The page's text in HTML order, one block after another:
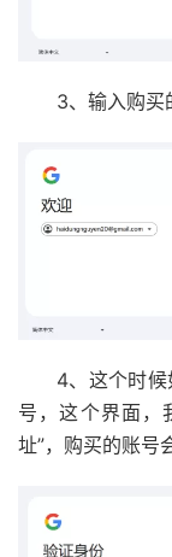
3、输入购买
4、这个时
号，这个界面，
址”，购买的账号